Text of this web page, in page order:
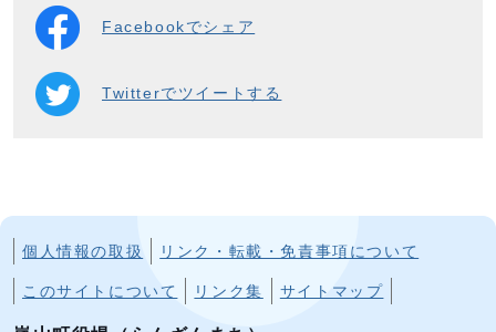
Facebookでシェア
Twitterでツイートする
個人情報の取扱 リンク・転載・免責事項について
このサイトについて リンク集 サイトマップ